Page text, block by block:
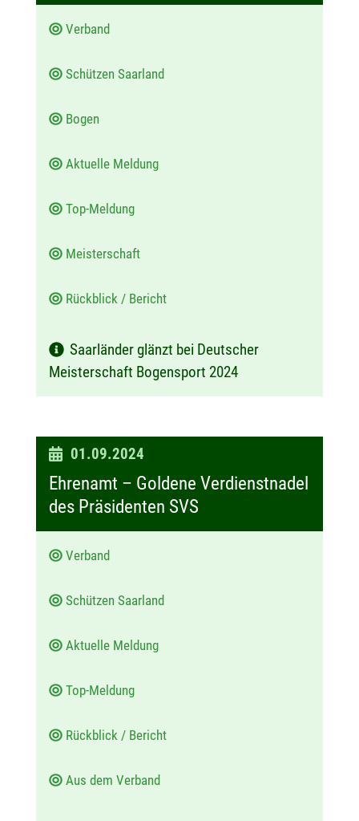
:
Verband
Schützen Saarland
Bogen
Aktuelle Meldung
Top-Meldung
Meisterschaft
Rückblick / Bericht
Saarländer glänzt bei Deutscher
Meisterschaft Bogensport 2024
D
a
:
01.09.2024
Ehrenamt – Goldene Verdienstnadel
des Präsidenten SVS
Verband
Schützen Saarland
Aktuelle Meldung
Top-Meldung
Rückblick / Bericht
Aus dem Verband